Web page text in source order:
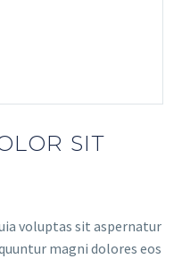
SIT
voluptas sit aspernatur
magni dolores eos